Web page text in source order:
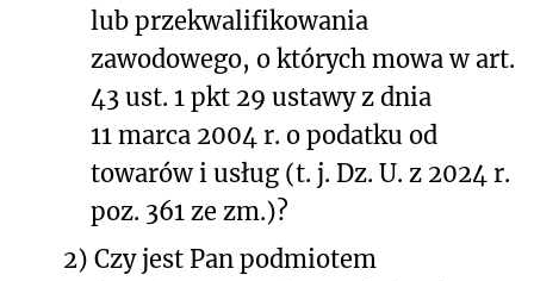
lub przekwalifikowania
zawodowego, o których mowa w art.
43 ust. 1 pkt 29 ustawy z dnia
11 marca 2004 r. o podatku od
towarów i usług (t. j. Dz. U. z 2024 r.
poz. 361 ze zm.)?
2) Czy jest Pan podmiotem